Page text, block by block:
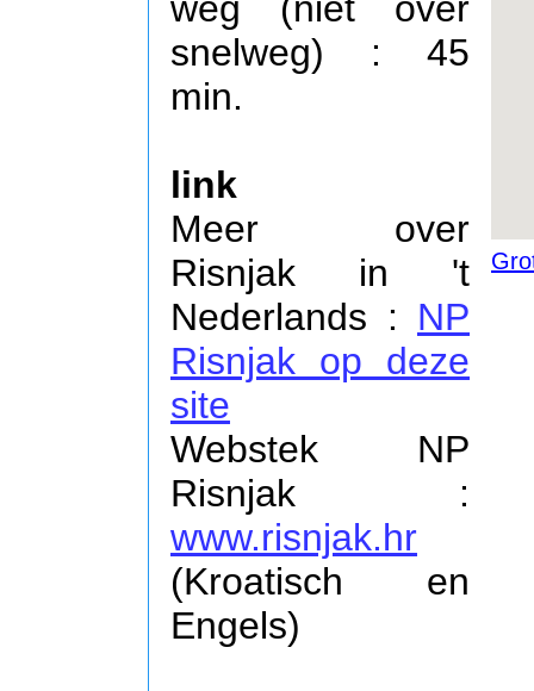
snelweg) : 45
min.
link
Meer over
Risnjak in 't
Nederlands : NP
Risnjak op deze
site
Webstek NP
Risnjak :
www.risnjak.hr
(Kroatisch en
Engels)